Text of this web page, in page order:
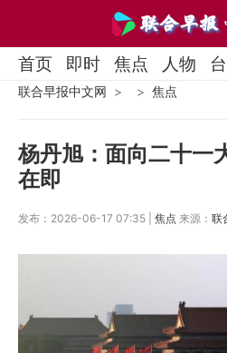
首页 即时 焦点 人物
联合早报中文网 焦点
杨丹旭：面向二十一
在即
发布：2026-06-17 07:35 | 焦点 来源： 联